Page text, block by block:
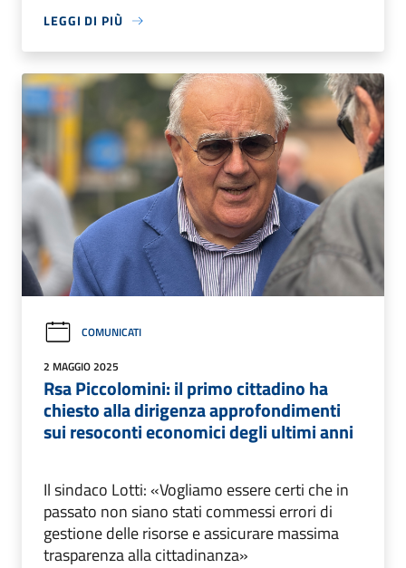
LEGGI DI PIÙ
COMUNICATI
2 MAGGIO 2025
Rsa Piccolomini: il primo cittadino ha
chiesto alla dirigenza approfondimenti
sui resoconti economici degli ultimi anni
Il sindaco Lotti: «Vogliamo essere certi che in
passato non siano stati commessi errori di
gestione delle risorse e assicurare massima
trasparenza alla cittadinanza»